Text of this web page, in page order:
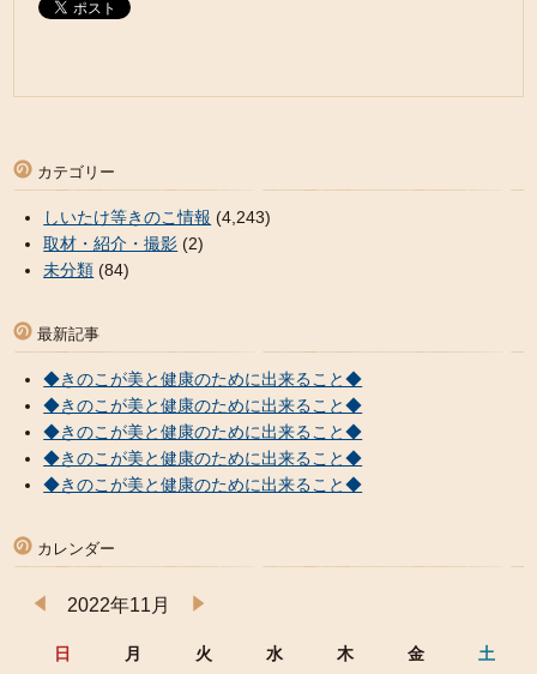
カテゴリー
しいたけ等きのこ情報 (4,243)
取材・紹介・撮影 (2)
未分類 (84)
最新記事
◆きのこが美と健康のために出来ること◆
◆きのこが美と健康のために出来ること◆
◆きのこが美と健康のために出来ること◆
◆きのこが美と健康のために出来ること◆
◆きのこが美と健康のために出来ること◆
カレンダー
2022年11月
日 月 火 水 木 金 土